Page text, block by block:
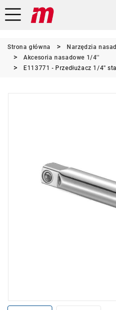
Strona główna Narzędzia
Akcesoria nasadowe 1/4''
E113771 - Przedłużacz 1/4''